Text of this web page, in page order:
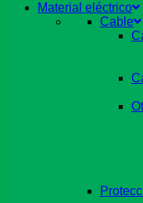
Material eléctrico
Cable